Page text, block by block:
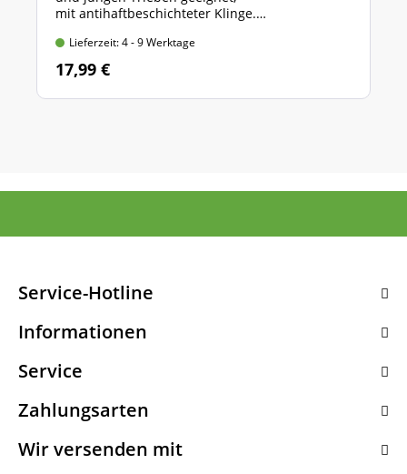
mit antihaftbeschichteter Klinge.
Lieferzeit: 4 - 9 Werktage
17,99 €
Service-Hotline
Informationen
Service
Zahlungsarten
Wir versenden mit